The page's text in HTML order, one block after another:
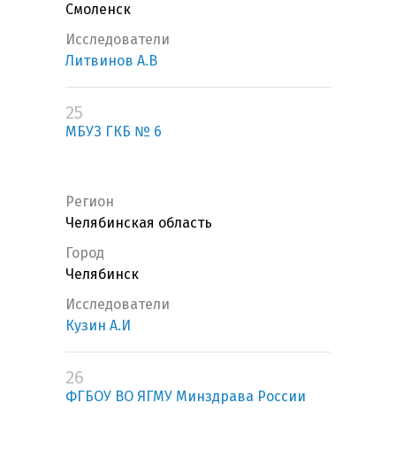
Смоленск
Исследователи
Литвинов А.В
25
МБУЗ ГКБ № 6
Регион
Челябинская область
Город
Челябинск
Исследователи
Кузин А.И
26
ФГБОУ ВО ЯГМУ Минздрава России